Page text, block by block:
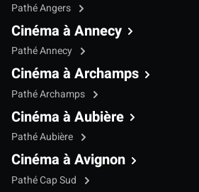
Pathé Angers
Cinéma à Annecy
Pathé Annecy
Cinéma à Archamps
Pathé Archamps
Cinéma à Aubière
Pathé Aubière
Cinéma à Avignon
Pathé Cap Sud